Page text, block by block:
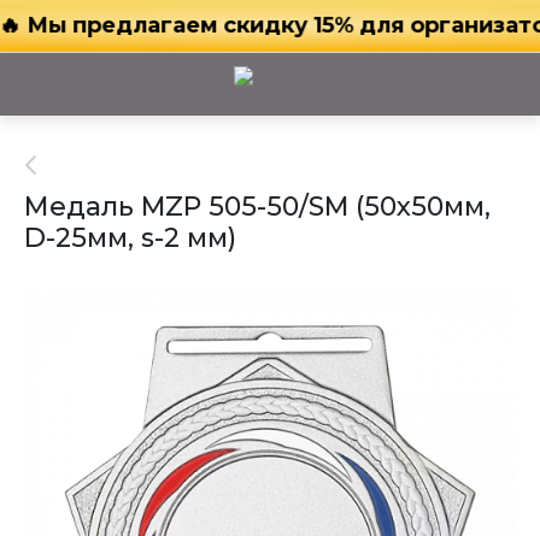
предлагаем скидку 15% для
Медаль MZP 505-50/SM (50х50мм,
D-25мм, s-2 мм)